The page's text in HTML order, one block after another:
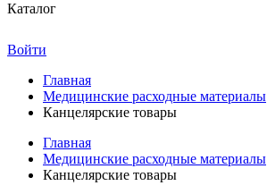
Каталог
Войти
Главная
Медицинские расходные материалы
Канцелярские товары
Главная
Медицинские расходные материалы
Канцелярские товары